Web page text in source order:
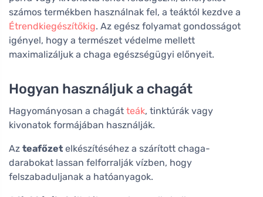
számos termékben használnak fel, a teáktól kezdve a
Étrendkiegészítőkig. Az egész folyamat gondosságot
igényel, hogy a természet védelme mellett
maximalizáljuk a chaga egészségügyi előnyeit.
Hogyan használjuk a chagát
Hagyományosan a chagát teák, tinktúrák vagy
kivonatok formájában használják.
Az teafőzet elkészítéséhez a szárított chaga-
darabokat lassan felforralják vízben, hogy
felszabaduljanak a hatóanyagok.